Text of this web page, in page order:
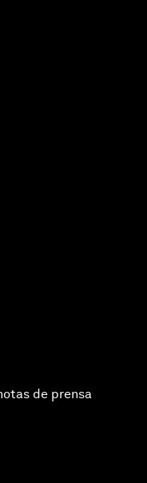
de prensa